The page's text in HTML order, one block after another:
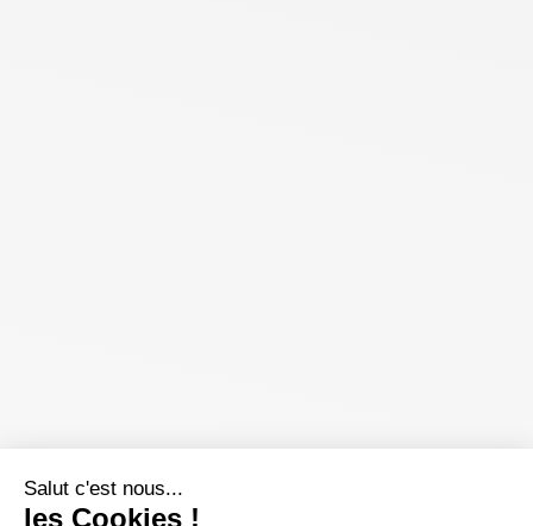
Salut c'est nous...
les Cookies !